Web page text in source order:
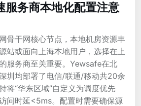
服务商本地化配置注意
骨干网核心节点，本地机房资源丰
站或面向上海本地用户，选择在上
服务商至关重要。Yewsafe在北
圳均部署了电信/联通/移动共20余
将“华东区域”自定义为调度优先
问时延<5ms。配置时需要确保源